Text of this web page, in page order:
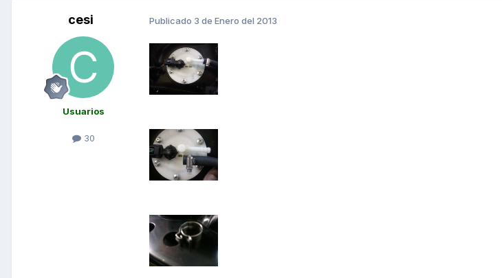
cesi
Usuarios
30
Publicado 3 de Enero del 2013